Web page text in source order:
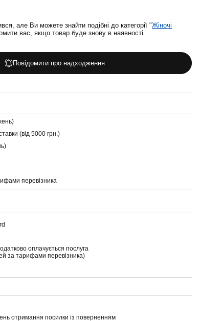
але Ви можете знайти подібні до категорії "Жіночі
вас, якщо товар буде знову в наявності
Повідомити про надходження
(від 5000 грн.)
перевізника
оплачується послуга
за тарифами перевізника)
отримання посилки із поверненням